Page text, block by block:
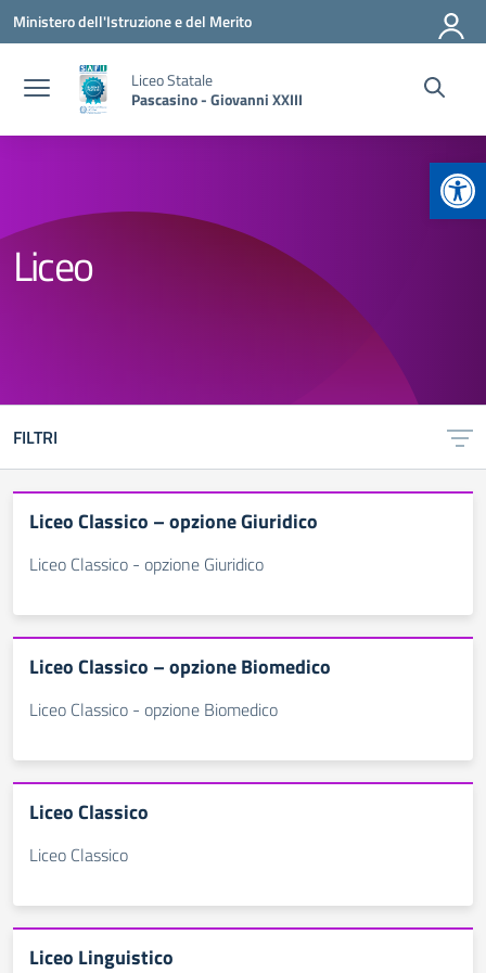
Vai ai contenuti
Vai al menu di navigazione
Vai al footer
Ministero dell'Istruzione e del Merito
Liceo Statale
Pascasino - Giovanni XXIII
Liceo
FILTRI
Liceo Classico – opzione Giuridico
Liceo Classico - opzione Giuridico
Liceo Classico – opzione Biomedico
Liceo Classico - opzione Biomedico
Liceo Classico
Liceo Classico
Liceo Linguistico